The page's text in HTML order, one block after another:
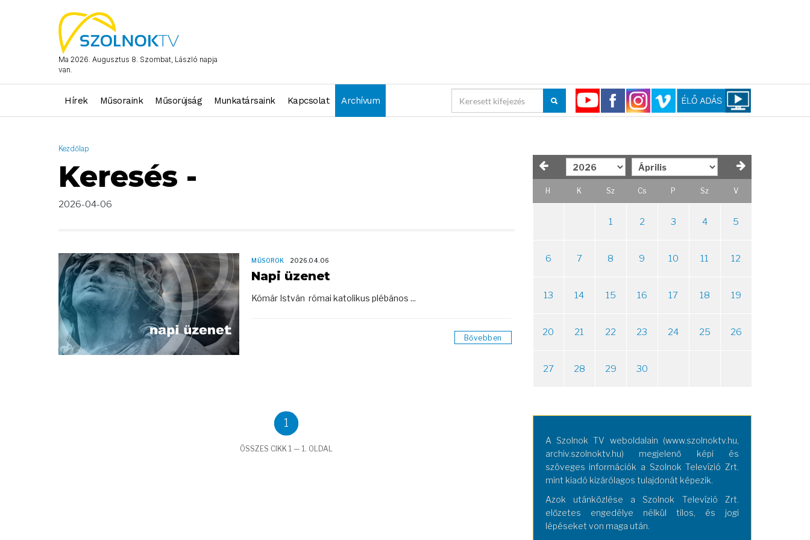
Ma 2026. Augusztus 8. Szombat, László napja
van.
Hírek Műsoraink Műsorújság Munkatársaink Kapcsolat Archívum
Kezdőlap
Keresés -
2026-04-06
MŰSOROK 2026.04.06
Napi üzenet
Kómár István római katolikus plébános ...
Bővebben
1
ÖSSZES CIKK 1 — 1. OLDAL
H K Sz Cs P Sz V
1 2 3 4 5
6 7 8 9 10 11 12
13 14 15 16 17 18 19
20 21 22 23 24 25 26
27 28 29 30
A Szolnok TV weboldalain (www.szolnoktv.hu,
archiv.szolnoktv.hu) megjelenő képi és
szöveges információk a Szolnok Televízió Zrt.
mint kiadó kizárólagos tulajdonát képezik.
Azok utánközlése a Szolnok Televízió Zrt.
előzetes engedélye nélkül tilos, és jogi
lépéseket von maga után.